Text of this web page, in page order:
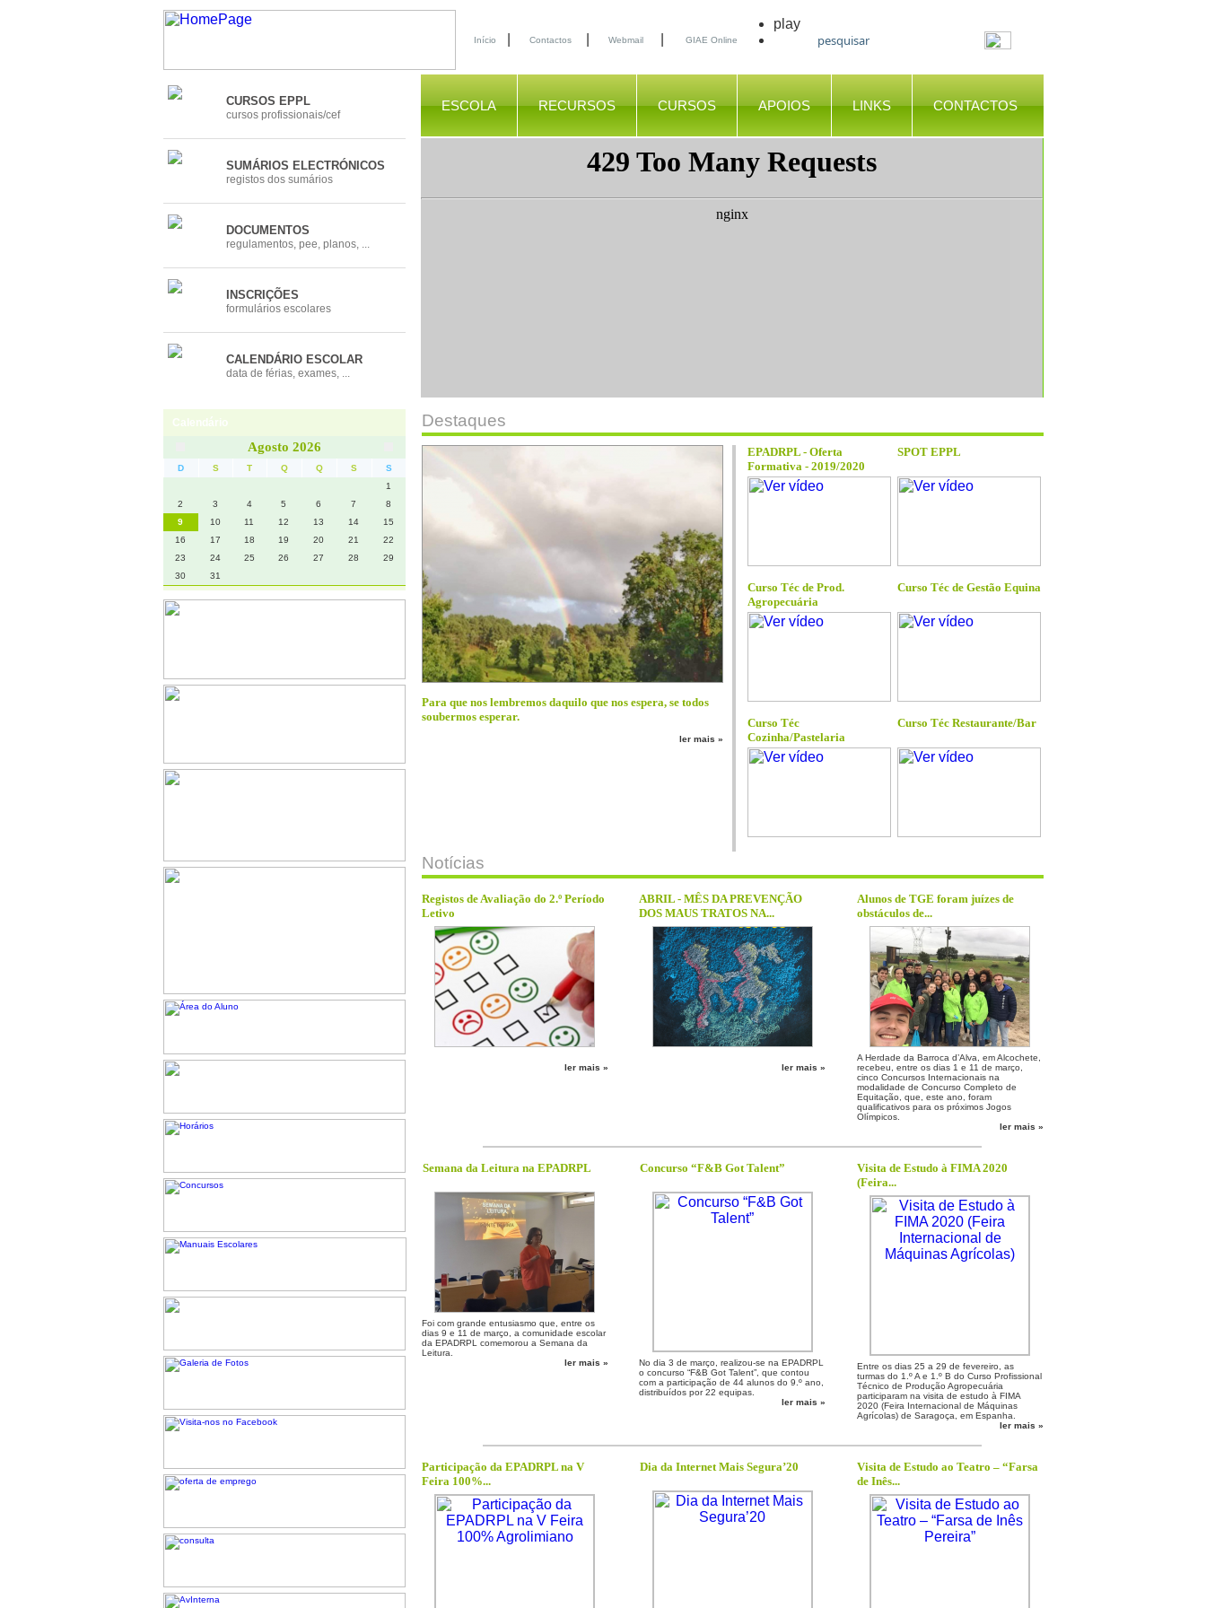
Início Contactos Webmail GIAE Online
play
CURSOS EPPL
cursos profissionais/cef
SUMÁRIOS ELECTRÓNICOS
registos dos sumários
DOCUMENTOS
regulamentos, pee, planos, ...
INSCRIÇÕES
formulários escolares
CALENDÁRIO ESCOLAR
data de férias, exames, ...
Contactos
ESCOLA RECURSOS CURSOS APOIOS LINKS CONTACTOS
Calendário
Agosto 2026
D S T Q Q S
S
1
2
3 4 5 6 7
8
9
10 11 12 13 14
15
16
17 18 19 20 21
22
23
24 25 26 27 28
29
30
31
Destaques
Para que nos lembremos daquilo que nos espera, se todos
soubermos esperar.
ler mais »
EPADRPL - Oferta
Formativa - 2019/2020
SPOT EPPL
Curso Téc de Prod.
Agropecuária
Curso Téc de Gestão Equina
Curso Téc
Cozinha/Pastelaria
Curso Téc Restaurante/Bar
Notícias
Registos de Avaliação do 2.º Período
Letivo
ler mais »
ABRIL - MÊS DA PREVENÇÃO
DOS MAUS TRATOS NA...
ler mais »
Alunos de TGE foram juízes de
obstáculos de...
A Herdade da Barroca d’Alva, em Alcochete,
recebeu, entre os dias 1 e 11 de março,
cinco Concursos Internacionais na
modalidade de Concurso Completo de
Equitação, que, este ano, foram
qualificativos para os próximos Jogos
Olímpicos.
ler mais »
Semana da Leitura na EPADRPL
Foi com grande entusiasmo que, entre os
dias 9 e 11 de março, a comunidade escolar
da EPADRPL comemorou a Semana da
Leitura.
ler mais »
Concurso “F&B Got Talent”
No dia 3 de março, realizou-se na EPADRPL
o concurso “F&B Got Talent”, que contou
com a participação de 44 alunos do 9.º ano,
distribuídos por 22 equipas.
ler mais »
Visita de Estudo à FIMA 2020
(Feira...
Entre os dias 25 a 29 de fevereiro, as
turmas do 1.º A e 1.º B do Curso Profissional
Técnico de Produção Agropecuária
participaram na visita de estudo à FIMA
2020 (Feira Internacional de Máquinas
Agrícolas) de Saragoça, em Espanha.
ler mais »
Participação da EPADRPL na V
Feira 100%...
Dia da Internet Mais Segura’20
Visita de Estudo ao Teatro – “Farsa
de Inês...